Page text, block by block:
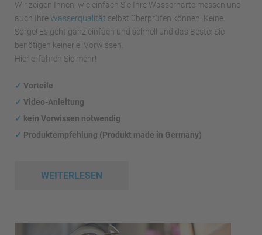
Wir zeigen Ihnen, wie einfach Sie Ihre Wasserhärte messen und
auch IhreWasserqualität selbst überprüfen können. Keine
Sorge! Es geht ganz einfach und schnell und das Beste: Sie
benötigen keinerlei Vorwissen.
Hier erfahren Sie mehr!
✓ Vorteile
✓ Video-Anleitung
✓ kein Vorwissen notwendig
✓ Produktempfehlung (Produkt made in Germany)
WEITERLESEN